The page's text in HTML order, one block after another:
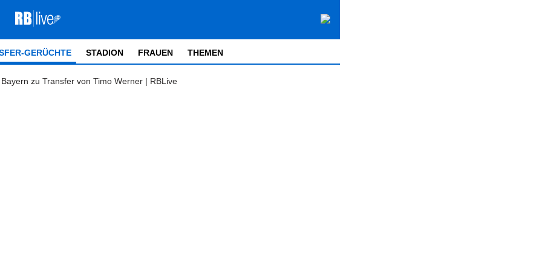
GERÜCHTE STADION FRAUEN THEMEN
zu Transfer von Timo Werner | RBLive